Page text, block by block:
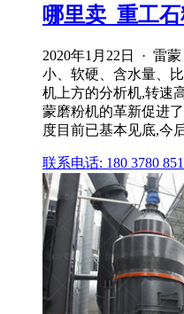
哪里卖_重工石
2020年1月22日 · 雷
小、软硬、含水量、
机上方的分析机,转速
蒙磨粉机的革新促进
度目前已基本见底,今
联系电话: 180 3780